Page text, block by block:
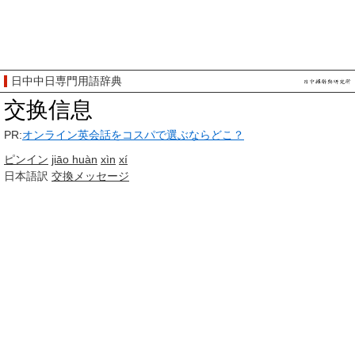
日中中日専門用語辞典
交换信息
PR:オンライン英会話をコスパで選ぶならどこ？
ピンイン jiāo huàn xìn xí
日本語訳 交換 メッセージ